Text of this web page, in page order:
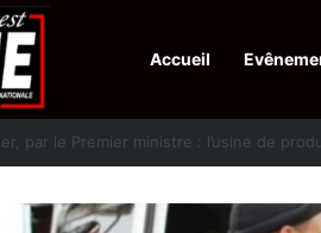
Accueil
la ville sainte d’El-Qods : l’Algérie